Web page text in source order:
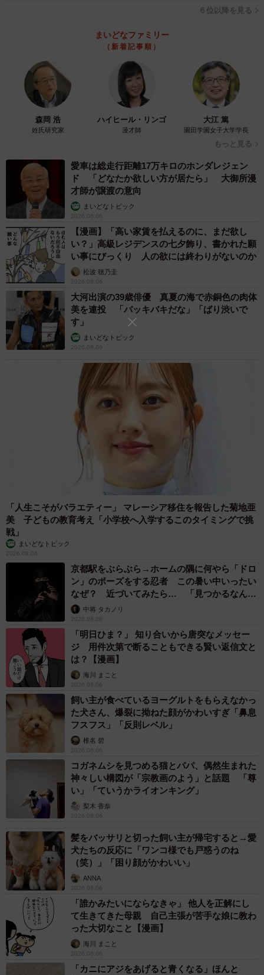
目ヤニや鼻水、ノミ、ダニ、寄生虫の処置をしてもらい、
体温や脱水症状が落ち着いてきた頃に血液検査をしたとこ
ろ、白血病と猫エイズは陰性という結果に。ホッとしたの
を覚えています」
飼い主さんの肩に乗ってくつろぐキキさん（画像提供：三田尻さん）
保護から3週間ほど経つとキキさんは順調に回復し、隔離生
活を終えて先住の犬猫たちが暮らす建物へ移動しました。
「最初は、キキさんを警戒して近寄らない子も。こればか
りは時間をかけるしかないと思いました。幸い、キキさん
は柔軟な子で、新しい環境にもすぐ慣れてよく懐いてくれ
たのが嬉しかったですね。日を追うごとに先住猫や犬たち
と相性が良いこともわかりました」
キキさんを3カ月近く警戒していた先住猫が、今ではいちば
ん仲良しになったというのも微笑ましいエピソードです。
いつも尻尾ピーン！ ご機嫌なキキさんにほっこり
6/16
飼い主さんの膝上に乗る（左から）キキさん、先住猫・トビーくん（画
像提供：三田尻さん）
キキさんはすくすく成長し、現在1歳を迎えました。あの今
にも消え入りそうだった子猫は、今では家庭のムードメー
カーとして周囲を明るく照らす存在になっています。
「とても甘えん坊で、家中どこへでも付いてきます。おも
ちゃのぬいぐるみを投げると、くわえて持って来て『また
投げて！』とアピール。満足するまで、しばらく付き合わ
されます。いつもご機嫌な子で、尻尾をピン！ と立ててい
ますね」
６位以降を見る
まいどなファミリー
（新着記事順）
森岡 浩
姓氏研究家
ハイヒール・リンゴ
漫才師
大江 篤
園田学園女子大学学長
もっと見る
愛車は総走行距離17万キロのホンダレジェン
ド 「どなたか欲しい方が居たら」 大御所漫
才師が譲渡の意向
まいどなトピック
2026.08.06
【漫画】「高い家賃を払えるのに、まだ欲し
い？」高級レジデンスの七夕飾り、書かれた願
い事にびっくり 人の欲には終わりがないのか
松波 穂乃圭
2026.08.06
大河出演の39歳俳優 真夏の海で赤銅色の肉体
美を連投 「バッキバキだな」「ばり渋いで
す」
まいどなトピック
2026.08.06
「人生こそがバラエティー」 マレーシア移住を報告した菊地亜
美 子どもの教育考え「小学校へ入学するこのタイミングで挑
戦」
まいどなトピック
2026.08.06
京都駅をぶらぶら→ホームの隅に何やら「ドロ
ン」のポーズをする忍者 この暑い中いったい
なぜ？ 近づいてみたら… 「見つかるなんて
未熟」中将 タカノリ
2026.08.06
「明日ひま？」 知り合いから唐突なメッセー
ジ 用件次第で断ることもできる賢い返信文と
は？【漫画】
海川 まこと
2026.08.06
飼い主が食べているヨーグルトをもらえなかっ
た犬さん、爆裂に拗ねた顔がかわいすぎ「鼻息
フスフス」「反則レベル」
椎名 碧
2026.08.06
コガネムシを見つめる猫とパパ、偶然生まれた
神々しい構図が「宗教画のよう」と話題 「尊
い」「ていうかライオンキング」
梨木 香奈
2026.08.06
髪をバッサリと切った飼い主が帰宅すると→愛
犬たちの反応に「ワンコ様でも戸惑うのね
（笑）」「困り顔がかわいい」
ANNA
2026.08.06
「誰かみたいにならなきゃ」 他人を正解にし
て生きてきた母親 自己主張が苦手な娘に教わ
った大切なこと【漫画】
海川 まこと
2026.08.06
「カニにアジをあげると青くなる」ほんと